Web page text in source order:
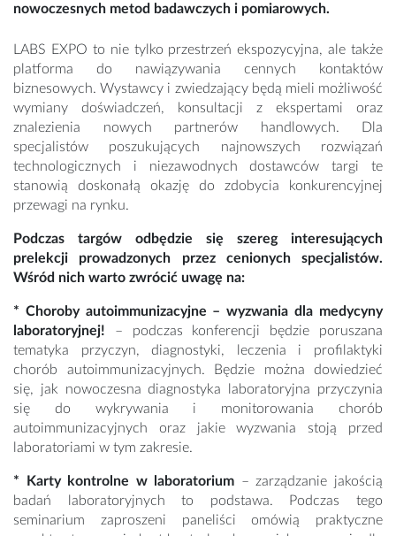
nowoczesnych metod badawczych i pomiarowych.
LABS EXPO to nie tylko przestrzeń ekspozycyjna, ale także
platforma do nawiązywania cennych kontaktów
biznesowych. Wystawcy i zwiedzający będą mieli możliwość
wymiany doświadczeń, konsultacji z ekspertami oraz
znalezienia nowych partnerów handlowych. Dla
specjalistów poszukujących najnowszych rozwiązań
technologicznych i niezawodnych dostawców targi te
stanowią doskonałą okazję do zdobycia konkurencyjnej
przewagi na rynku.
Podczas targów odbędzie się szereg interesujących
prelekcji prowadzonych przez cenionych specjalistów.
Wśród nich warto zwrócić uwagę na:
* Choroby autoimmunizacyjne – wyzwania dla medycyny
laboratoryjnej! – podczas konferencji będzie poruszana
tematyka przyczyn, diagnostyki, leczenia i profilaktyki
chorób autoimmunizacyjnych. Będzie można dowiedzieć
się, jak nowoczesna diagnostyka laboratoryjna przyczynia
się do wykrywania i monitorowania chorób
autoimmunizacyjnych oraz jakie wyzwania stoją przed
laboratoriami w tym zakresie.
* Karty kontrolne w laboratorium – zarządzanie jakością
badań laboratoryjnych to podstawa. Podczas tego
seminarium zaproszeni paneliści omówią praktyczne